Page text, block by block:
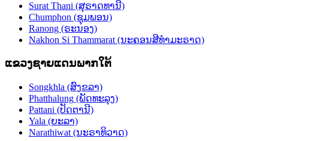
Surat Thani (ສຸຣາດທານີ)
Chumphon (ຊຸມພອນ)
Ranong (ຣະນອງ)
Nakhon Si Thammarat (ນະຄອນສີທຳມະຣາດ)
ແຂວງຊາຍແດນພາກໃຕ້
Songkhla (ສົງຂລາ)
Phatthalung (ພັດທະລຸງ)
Pattani (ປັດຕານີ)
Yala (ຍະລາ)
Narathiwat (ນະຣາທິວາດ)